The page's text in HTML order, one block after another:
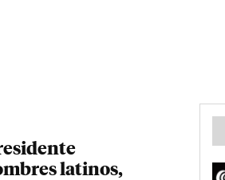
latinos,